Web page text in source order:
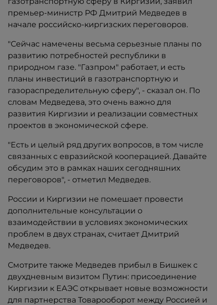
премьер-министр РФ Дмитрий Медведев в
начале российско-киргизских переговоров.
"Сейчас намечены весьма серьезные планы по
развитию потребностей республики в
природном газе. "Газпром" работает, и есть
планы инвестиций в газотранспортную и
газораспределительную сферу", - сказал он. По
словам Медведева, это очень важно для
развития Киргизии и реализации совместных
проектов в экономической сфере.
"Есть и целый ряд других вопросов, в том числе
связанных с евразийской кооперацией. Давайте
обсудим это в рамках наших сегодняшних
переговоров", - отметил Медведев.
России и Киргизии не помешает провести
дополнительные консультации о
взаимодействии в условиях экономических
проблем в двух странах, считает Дмитрий
Медведев.
Смотрите также Медведев прибыл в Бишкек с
двухдневным визитом Путин: присоединение
Киргизии к ЕАЭС открывает новые возможности
для партнерства Товарооборот между Россией и